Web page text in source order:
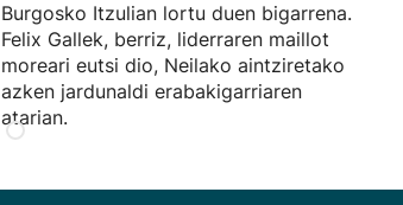
Burgosko Itzulian lortu duen bigarrena.
Felix Gallek, berriz, liderraren maillot
moreari eutsi dio, Neilako aintziretako
azken jardunaldi erabakigarriaren
atarian.